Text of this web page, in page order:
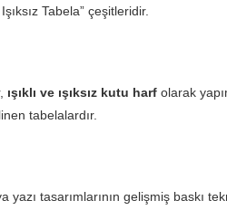
Tabela” çeşitleridir.
ışıklı ve ışıksız kutu harf olarak
tabelalardır.
tasarımlarının gelişmiş baskı